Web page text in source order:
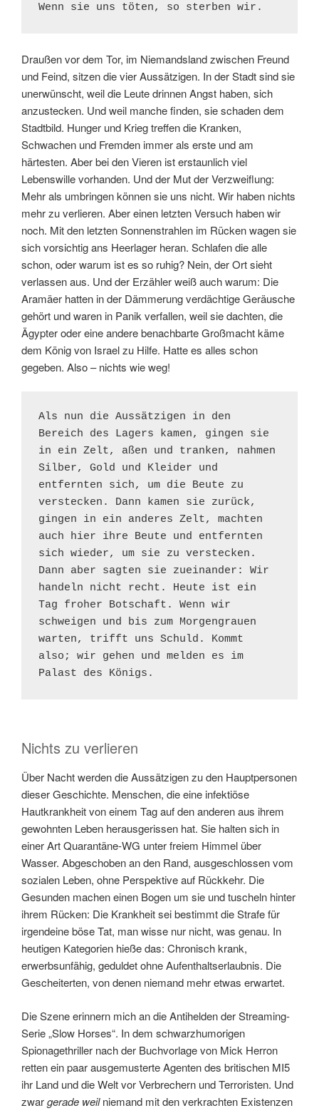
Wenn sie uns töten, so sterben wir.
Draußen vor dem Tor, im Niemandsland zwischen Freund
und Feind, sitzen die vier Aussätzigen. In der Stadt sind sie
unerwünscht, weil die Leute drinnen Angst haben, sich
anzustecken. Und weil manche finden, sie schaden dem
Stadtbild. Hunger und Krieg treffen die Kranken,
Schwachen und Fremden immer als erste und am
härtesten. Aber bei den Vieren ist erstaunlich viel
Lebenswille vorhanden. Und der Mut der Verzweiflung:
Mehr als umbringen können sie uns nicht. Wir haben nichts
mehr zu verlieren. Aber einen letzten Versuch haben wir
noch. Mit den letzten Sonnenstrahlen im Rücken wagen sie
sich vorsichtig ans Heerlager heran. Schlafen die alle
schon, oder warum ist es so ruhig? Nein, der Ort sieht
verlassen aus. Und der Erzähler weiß auch warum: Die
Aramäer hatten in der Dämmerung verdächtige Geräusche
gehört und waren in Panik verfallen, weil sie dachten, die
Ägypter oder eine andere benachbarte Großmacht käme
dem König von Israel zu Hilfe. Hatte es alles schon
gegeben. Also – nichts wie weg!
Als nun die Aussätzigen in den
Bereich des Lagers kamen, gingen sie
in ein Zelt, aßen und tranken, nahmen
Silber, Gold und Kleider und
entfernten sich, um die Beute zu
verstecken. Dann kamen sie zurück,
gingen in ein anderes Zelt, machten
auch hier ihre Beute und entfernten
sich wieder, um sie zu verstecken.
Dann aber sagten sie zueinander: Wir
handeln nicht recht. Heute ist ein
Tag froher Botschaft. Wenn wir
schweigen und bis zum Morgengrauen
warten, trifft uns Schuld. Kommt
also; wir gehen und melden es im
Palast des Königs.
Nichts zu verlieren
Über Nacht werden die Aussätzigen zu den Hauptpersonen
dieser Geschichte. Menschen, die eine infektiöse
Hautkrankheit von einem Tag auf den anderen aus ihrem
gewohnten Leben herausgerissen hat. Sie halten sich in
einer Art Quarantäne-WG unter freiem Himmel über
Wasser. Abgeschoben an den Rand, ausgeschlossen vom
sozialen Leben, ohne Perspektive auf Rückkehr. Die
Gesunden machen einen Bogen um sie und tuscheln hinter
ihrem Rücken: Die Krankheit sei bestimmt die Strafe für
irgendeine böse Tat, man wisse nur nicht, was genau. In
heutigen Kategorien hieße das: Chronisch krank,
erwerbsunfähig, geduldet ohne Aufenthaltserlaubnis. Die
Gescheiterten, von denen niemand mehr etwas erwartet.
Die Szene erinnern mich an die Antihelden der Streaming-
Serie „Slow Horses“. In dem schwarzhumorigen
Spionagethriller nach der Buchvorlage von Mick Herron
retten ein paar ausgemusterte Agenten des britischen MI5
ihr Land und die Welt vor Verbrechern und Terroristen. Und
zwargerade weilniemand mit den verkrachten Existenzen